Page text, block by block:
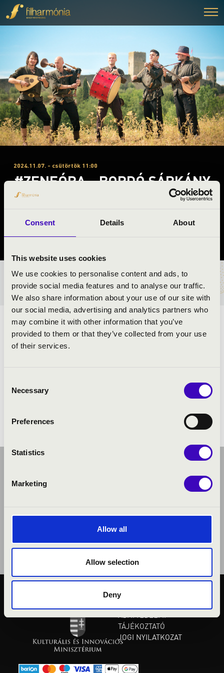
Consent Details About
This website uses cookies
We use cookies to personalise content and ads, to
provide social media features and to analyse our traffic.
We also share information about your use of our site with
our social media, advertising and analytics partners who
may combine it with other information that you’ve
provided to them or that they’ve collected from your use
of their services.
Selection
Necessary
Preferences
Statistics
Marketing
Allow all
Allow selection
Deny
2024.11.07. - csütörtök 11:00
#ZENEÓRA - BORDÓ SÁRKÁNY
RÉGIZENE REND
Zala vármegye
BÉRLET- ÉS JEGYÁRAK
A LÁNY ÉS A SÁRKÁNY
TÁJÉKOZTATÓ
JOGI NYILATKOZAT